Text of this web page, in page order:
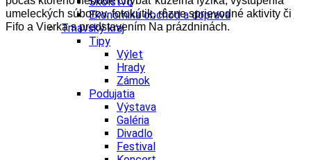
Ekonomika obchod a doprava
Trnavský kraj
Tipy
Výlet
Hrady
Zámok
Podujatia
Výstava
Galéria
Divadlo
Festival
umeleckých súborov, fotokútik, rôzne sprievodné aktivity či
Fifo a Vierka s predstavením Na prázdninách.